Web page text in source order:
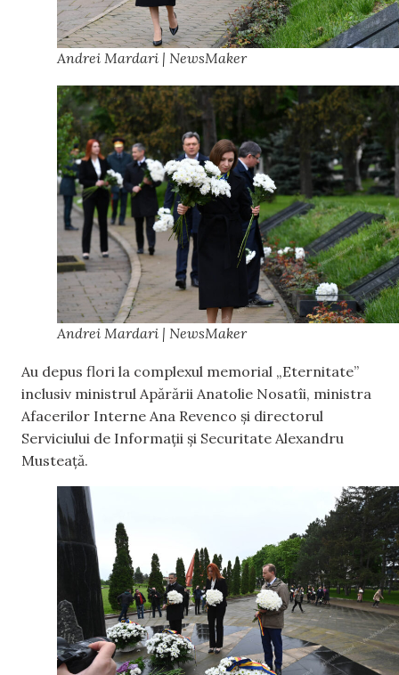
Andrei Mardari | NewsMaker
Andrei Mardari | NewsMaker
Au depus flori la complexul memorial „Eternitate”
inclusiv ministrul Apărării Anatolie Nosatîi, ministra
Afacerilor Interne Ana Revenco și directorul
Serviciului de Informații și Securitate Alexandru
Musteață.